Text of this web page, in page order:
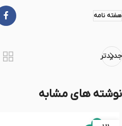
هفته نامه
جدیدتر
نوشته های مشابه